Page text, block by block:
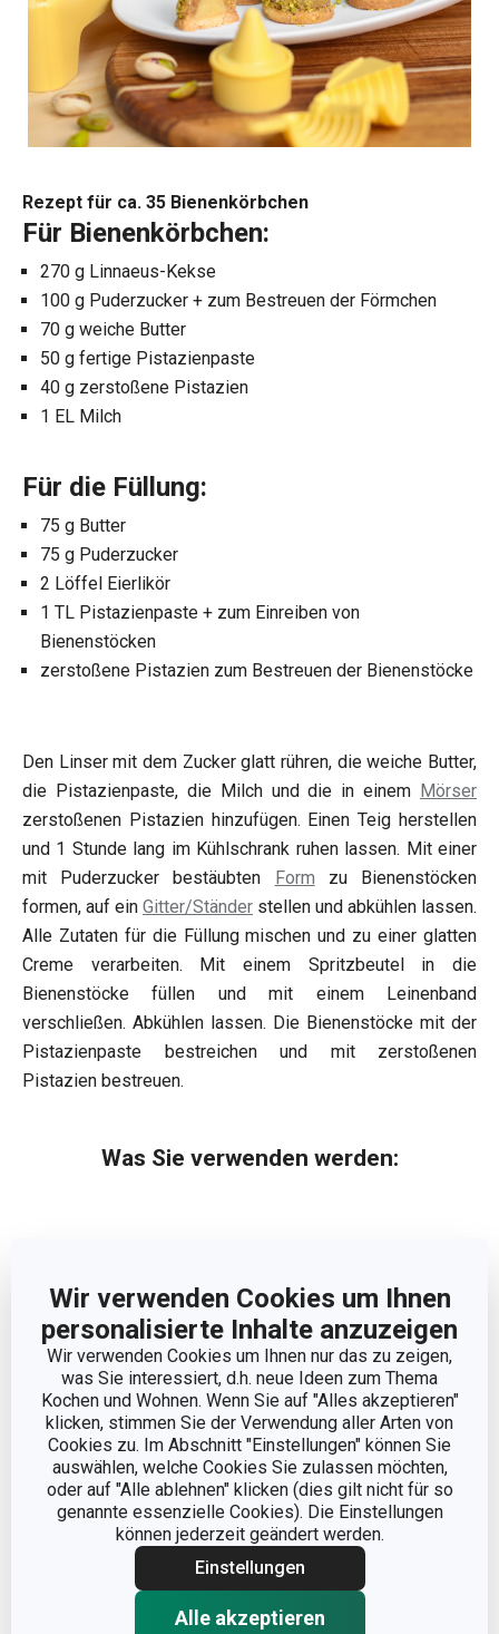
Wir verwenden Cookies um Ihnen
personalisierte Inhalte anzuzeigen
Wir verwenden Cookies um Ihnen nur das zu zeigen,
was Sie interessiert, d.h. neue Ideen zum Thema
Kochen und Wohnen. Wenn Sie auf "Alles akzeptieren"
klicken, stimmen Sie der Verwendung aller Arten von
Cookies zu. Im Abschnitt "Einstellungen" können Sie
auswählen, welche Cookies Sie zulassen möchten,
oder auf "Alle ablehnen" klicken (dies gilt nicht für so
genannte essenzielle Cookies). Die Einstellungen
können jederzeit geändert werden.
Einstellungen
Alle akzeptieren
Rezept für ca. 35 Bienenkörbchen
Für Bienenkörbchen:
270 g Linnaeus-Kekse
100 g Puderzucker + zum Bestreuen der Förmchen
70 g weiche Butter
50 g fertige Pistazienpaste
40 g zerstoßene Pistazien
1 EL Milch
Für die Füllung:
75 g Butter
75 g Puderzucker
2 Löffel Eierlikör
1 TL Pistazienpaste + zum Einreiben von
Bienenstöcken
zerstoßene Pistazien zum Bestreuen der Bienenstöcke
Den Linser mit dem Zucker glatt rühren, die weiche Butter,
die Pistazienpaste, die Milch und die in einem Mörser
zerstoßenen Pistazien hinzufügen. Einen Teig herstellen
und 1 Stunde lang im Kühlschrank ruhen lassen. Mit einer
mit Puderzucker bestäubten Form zu Bienenstöcken
formen, auf ein Gitter/Ständer stellen und abkühlen lassen.
Alle Zutaten für die Füllung mischen und zu einer glatten
Creme verarbeiten. Mit einem Spritzbeutel in die
Bienenstöcke füllen und mit einem Leinenband
verschließen. Abkühlen lassen. Die Bienenstöcke mit der
Pistazienpaste bestreichen und mit zerstoßenen
Pistazien bestreuen.
Was Sie verwenden werden:
Förmchen für
Bienenkörbchen DELÍCIA
Ständer für die
Bienenkörbchen DELÍCIA
12,90 €
Auf Lager